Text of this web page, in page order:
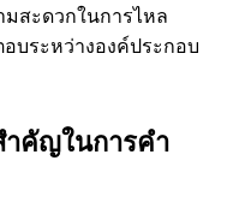
สะดวกในการไหล
บระหว่างองค์ประกอบ
าคัญในการคํา